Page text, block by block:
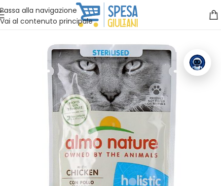
Passa alla navigazione
Vai al contenuto principale
Vuoi assistenza?Clicca qui e ti richiamiamo noi